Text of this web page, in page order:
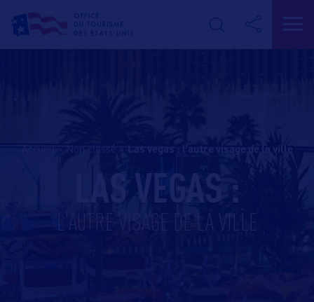
Non classé las vegas : l’autre visage de la ville
LAS VEGAS :
L'AUTRE VISAGE DE LA VILLE